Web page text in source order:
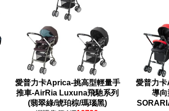
愛普力卡Aprica-挑高型輕量手
推車-AirRia Luxuna飛馳系列
(翡翠綠/琥珀棕/瑪瑙黑)
愛普力
導